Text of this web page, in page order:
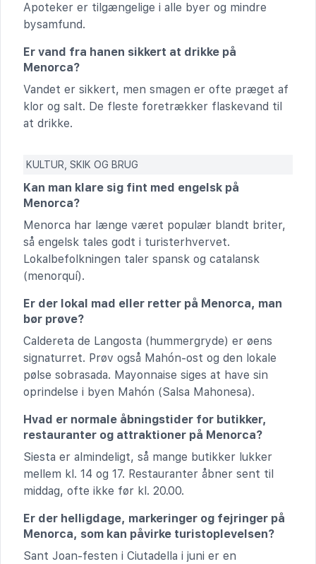
Apoteker er tilgængelige i alle byer og mindre
bysamfund.
Er vand fra hanen sikkert at drikke på
Menorca?
Vandet er sikkert, men smagen er ofte præget af
klor og salt. De fleste foretrækker flaskevand til
at drikke.
KULTUR, SKIK OG BRUG
Kan man klare sig fint med engelsk på
Menorca?
Menorca har længe været populær blandt briter,
så engelsk tales godt i turisterhvervet.
Lokalbefolkningen taler spansk og catalansk
(menorquí).
Er der lokal mad eller retter på Menorca, man
bør prøve?
Caldereta de Langosta (hummergryde) er øens
signaturret. Prøv også Mahón-ost og den lokale
pølse sobrasada. Mayonnaise siges at have sin
oprindelse i byen Mahón (Salsa Mahonesa).
Hvad er normale åbningstider for butikker,
restauranter og attraktioner på Menorca?
Siesta er almindeligt, så mange butikker lukker
mellem kl. 14 og 17. Restauranter åbner sent til
middag, ofte ikke før kl. 20.00.
Er der helligdage, markeringer og fejringer på
Menorca, som kan påvirke turistoplevelsen?
Sant Joan-festen i Ciutadella i juni er en